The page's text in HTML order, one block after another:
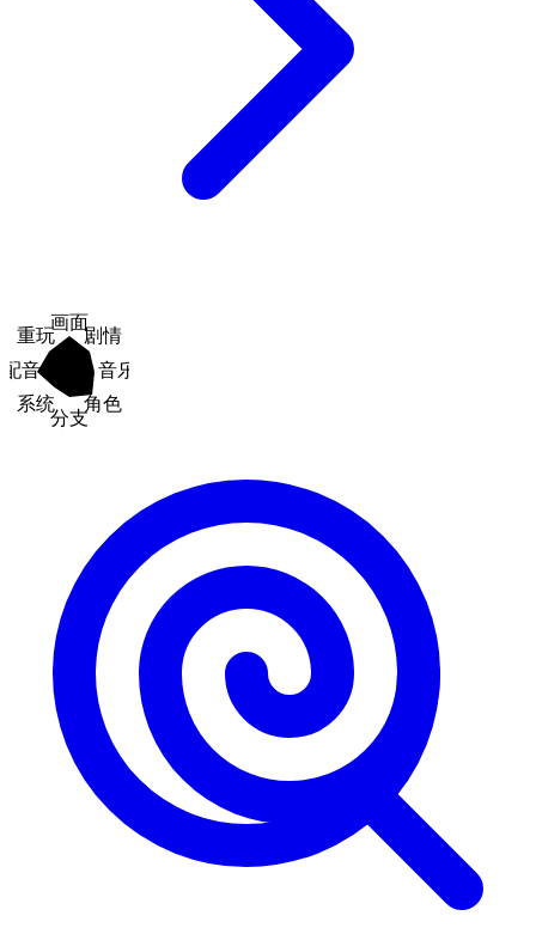
画面
剧情
音乐
角色
分支
系统
配音
重玩